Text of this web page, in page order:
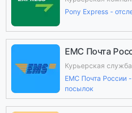
Pony Express -
ЕМС Почта
Курьерская
ЕМС Почта России
посылок